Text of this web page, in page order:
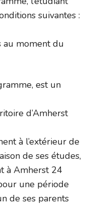
suivantes :
au moment du
est un
d’Amherst
à l’extérieur de
de ses études,
à Amherst 24
une période
de ses parents